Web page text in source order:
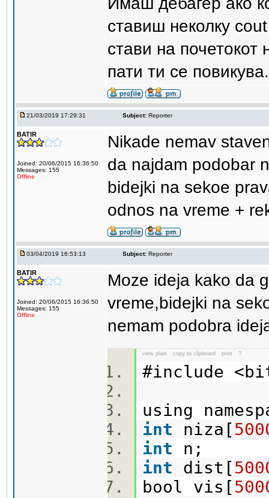
ставиш неколку
стави на почетокот
пати ти се повикува.
21/03/2019 17:29:31 Subject: Reporter
BATIR
Joined: 20/06/2015 16:36:50
Messages: 155
Offline
Nikade nemav
da najdam podobar
bidejki na sekoe
odnos na vreme +
03/04/2019 16:53:13 Subject: Reporter
BATIR
Joined: 20/06/2015 16:36:50
Messages: 155
Offline
Moze ideja kako da
vreme,bidejki na
nemam podobra
view plain copy to clipboard print ?
#include
using
int niza[
int n;
int dist[
bool vis[